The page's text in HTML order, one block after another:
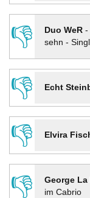
👎
Duo WeR-
sehn -
👎
Echt
👎
Elvira
👎
George La
im Cabrio